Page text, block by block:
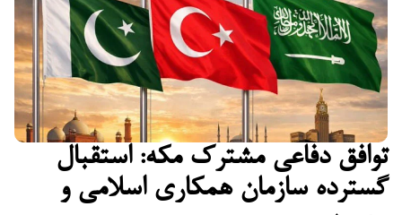
توافق دفاعی مشترک مکه: استقبال
گسترده سازمان همکاری اسلامی و